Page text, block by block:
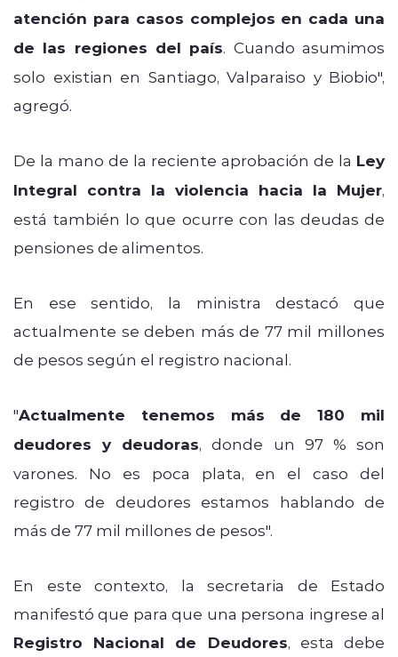
atención para casos complejos en cada una
de las regiones del país. Cuando asumimos
solo existian en Santiago, Valparaiso y Biobio",
agregó.
De la mano de la reciente aprobación de la Ley
Integral contra la violencia hacia la Mujer,
está también lo que ocurre con las deudas de
pensiones de alimentos.
En ese sentido, la ministra destacó que
actualmente se deben más de 77 mil millones
de pesos según el registro nacional.
"Actualmente tenemos más de 180 mil
deudores y deudoras, donde un 97 % son
varones. No es poca plata, en el caso del
registro de deudores estamos hablando de
más de 77 mil millones de pesos".
En este contexto, la secretaria de Estado
manifestó que para que una persona ingrese al
Registro Nacional de Deudores, esta debe